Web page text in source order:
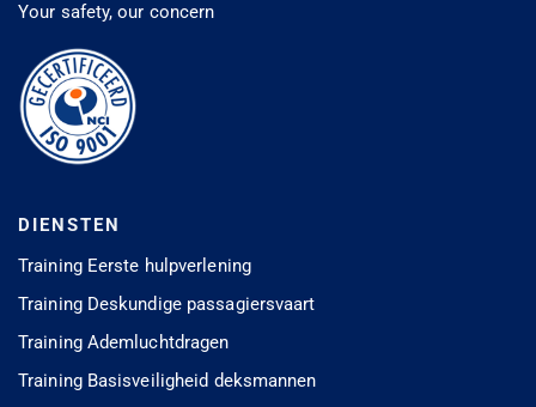
Your safety, our concern
DIENSTEN
Training Eerste hulpverlening
Training Deskundige passagiersvaart
Training Ademluchtdragen
Training Basisveiligheid deksmannen